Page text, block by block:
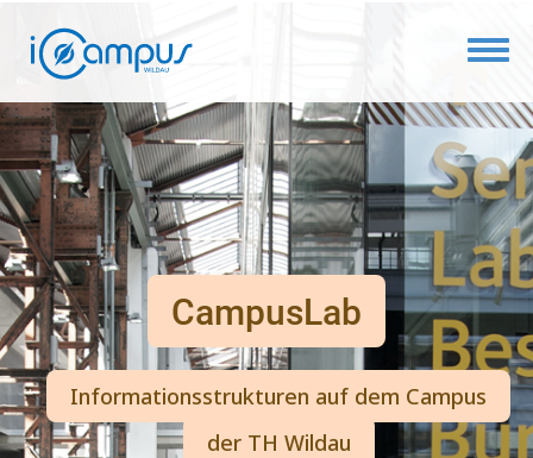
CampusLab
Informationsstrukturen auf dem Campus
der TH Wildau